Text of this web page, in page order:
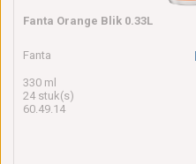
Fanta Orange Blik 0.33L
Fanta
330 ml
24 stuk(s)
60.49.14